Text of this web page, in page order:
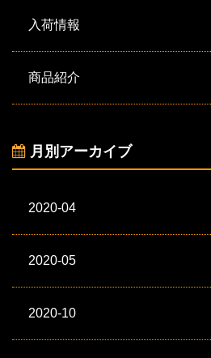
入荷情報
商品紹介
月別アーカイブ
2020-04
2020-05
2020-10